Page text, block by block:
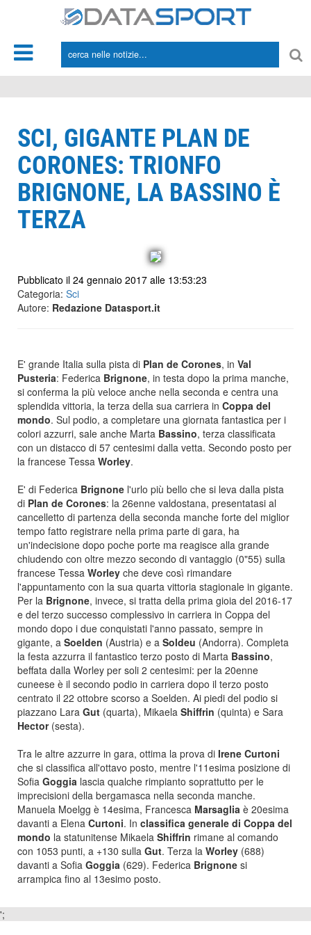
SCI, GIGANTE PLAN DE
CORONES: TRIONFO
BRIGNONE, LA BASSINO È
TERZA
Pubblicato il 24 gennaio 2017 alle 13:53:23
Categoria: Sci
Autore: Redazione Datasport.it
E' grande Italia sulla pista di Plan de Corones, in Val
Pusteria: Federica Brignone, in testa dopo la prima manche,
si conferma la più veloce anche nella seconda e centra una
splendida vittoria, la terza della sua carriera in Coppa del
mondo. Sul podio, a completare una giornata fantastica per i
colori azzurri, sale anche Marta Bassino, terza classificata
con un distacco di 57 centesimi dalla vetta. Secondo posto per
la francese Tessa Worley.
E' di Federica Brignone l'urlo più bello che si leva dalla pista
di Plan de Corones: la 26enne valdostana, presentatasi al
cancelletto di partenza della seconda manche forte del miglior
tempo fatto registrare nella prima parte di gara, ha
un'indecisione dopo poche porte ma reagisce alla grande
chiudendo con oltre mezzo secondo di vantaggio (0"55) sulla
francese Tessa Worley che deve così rimandare
l'appuntamento con la sua quarta vittoria stagionale in gigante.
Per la Brignone, invece, si tratta della prima gioia del 2016-17
e del terzo successo complessivo in carriera in Coppa del
mondo dopo i due conquistati l'anno passato, sempre in
gigante, a Soelden (Austria) e a Soldeu (Andorra). Completa
la festa azzurra il fantastico terzo posto di Marta Bassino,
beffata dalla Worley per soli 2 centesimi: per la 20enne
cuneese è il secondo podio in carriera dopo il terzo posto
centrato il 22 ottobre scorso a Soelden. Ai piedi del podio si
piazzano Lara Gut (quarta), Mikaela Shiffrin (quinta) e Sara
Hector(sesta).
Tra le altre azzurre in gara, ottima la prova di Irene Curtoni
che si classifica all'ottavo posto, mentre l'11esima posizione di
Sofia Goggia lascia qualche rimpianto soprattutto per le
imprecisioni della bergamasca nella seconda manche.
Manuela Moelgg è 14esima, Francesca Marsaglia è 20esima
davanti a Elena Curtoni. In classifica generale di Coppa del
mondo la statunitense Mikaela Shiffrin rimane al comando
con 1053 punti, a +130 sulla Gut. Terza la Worley (688)
davanti a Sofia Goggia (629). Federica Brignone si
arrampica fino al 13esimo posto.
';